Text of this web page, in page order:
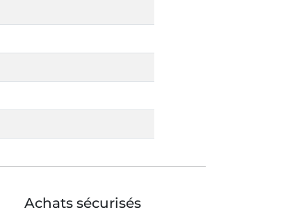
Achats sécurisés